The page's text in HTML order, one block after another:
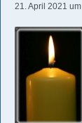
21. April 2021 um